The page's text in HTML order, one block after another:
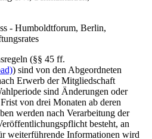
- Humboldtforum, Berlin,
(§§ 45 ff.
) sind von den Abgeordneten
Erwerb der Mitgliedschaft
sind Änderungen oder
von drei Monaten ab deren
werden nach Verarbeitung der
besteht, an
weiterführende Informationen wird